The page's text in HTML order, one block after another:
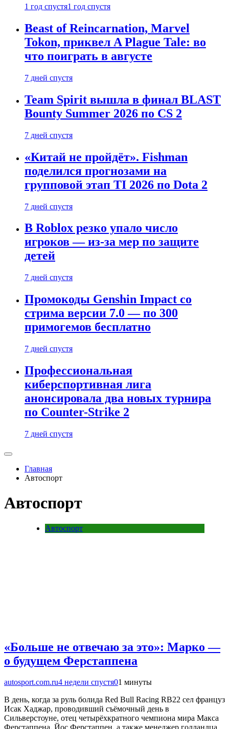
1 год спустя1 год спустя
Beast of Reincarnation, Marvel
Tokon, приквел A Plague Tale: во
что поиграть в августе
7 дней спустя
Team Spirit вышла в финал BLAST
Bounty Summer 2026 по CS 2
7 дней спустя
«Китай не пройдёт». Fishman
поделился прогнозами на
групповой этап TI 2026 по Dota 2
7 дней спустя
В Roblox резко упало число
игроков — из-за мер по защите
детей
7 дней спустя
Промокоды Genshin Impact со
стрима версии 7.0 — по 300
примогемов бесплатно
7 дней спустя
Профессиональная
киберспортивная лига
анонсировала два новых турнира
по Counter-Strike 2
7 дней спустя
Главная
Автоспорт
Автоспорт
Автоспорт
«Больше не отвечаю за это»: Марко —
о будущем Ферстаппена
autosport.com.ru4 недели спустя01 минуты
В день, когда за руль болида Red Bull Racing RB22 сел француз
Исак Хаджар, проводивший съёмочный день в
Сильверстоуне, отец четырёхкратного чемпиона мира Макса